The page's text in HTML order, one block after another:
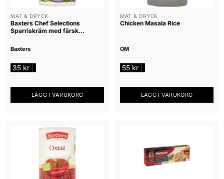
MAT & DRYCK
Baxters Chef Selections
Sparriskräm med färsk
Baxters
35 kr
LÄGG I VARUKORG
MAT & DRYCK
Chicken Masala Rice
OM
55 kr
LÄGG I VARUKORG